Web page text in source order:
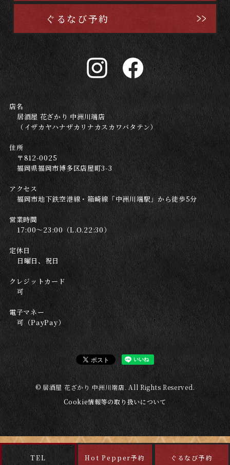
ぐるなび予約
店名
居酒屋 花ざかり 中洲川端店
（イザカヤハナザカリナカスカワバタテン）
住所
〒812-0025
福岡県福岡市博多区店屋町3-3
アクセス
福岡市地下鉄空港線・箱崎線「中洲川端駅」から徒歩5分
営業時間
17:00～23:00（L.O.22:30）
定休日
日曜日、祝日
クレジットカード
可
電子マネー
可（PayPay）
© 居酒屋 花ざかり 中洲川端店. All Rights Reserved.
Cookie情報等の取り扱いについて
TEL Hot Pepper予約 ぐるなび予約